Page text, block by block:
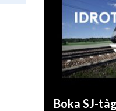
Boka SJ-